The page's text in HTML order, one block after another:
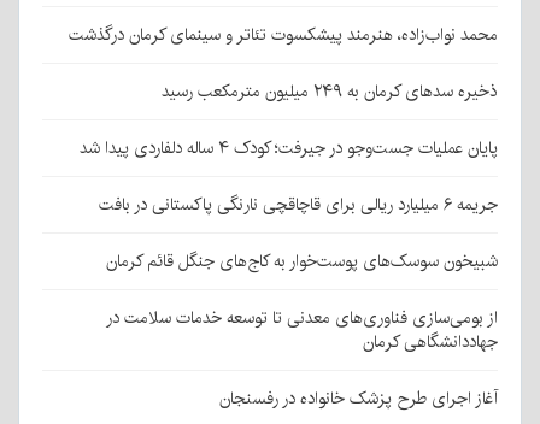
محمد نواب‌زاده، هنرمند پیشکسوت تئاتر و سینمای کرمان درگذشت
ذخیره سدهای کرمان به ۲۴۹ میلیون مترمکعب رسید
پایان عملیات جست‌وجو در جیرفت؛ کودک ۴ ساله دلفاردی پیدا شد
جریمه ۶ میلیارد ریالی برای قاچاقچی نارنگی پاکستانی در بافت
شبیخون سوسک‌های پوست‌خوار به کاج‌های جنگل قائم کرمان
از بومی‌سازی فناوری‌های معدنی تا توسعه خدمات سلامت در
جهاددانشگاهی کرمان
آغاز اجرای طرح پزشک خانواده در رفسنجان